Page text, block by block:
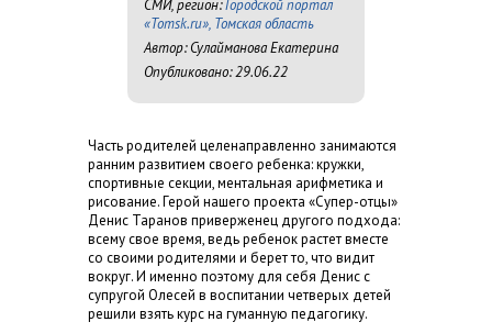
СМИ, регион:Городской портал
«Tomsk.ru», Томская область
Автор: Сулайманова Екатерина
Опубликовано: 29.06.22
Часть родителей целенаправленно занимаются
ранним развитием своего ребенка: кружки,
спортивные секции, ментальная арифметика и
рисование. Герой нашего проекта «Супер-отцы»
Денис Таранов приверженец другого подхода:
всему свое время, ведь ребенок растет вместе
со своими родителями и берет то, что видит
вокруг. И именно поэтому для себя Денис с
супругой Олесей в воспитании четверых детей
решили взять курс на гуманную педагогику.